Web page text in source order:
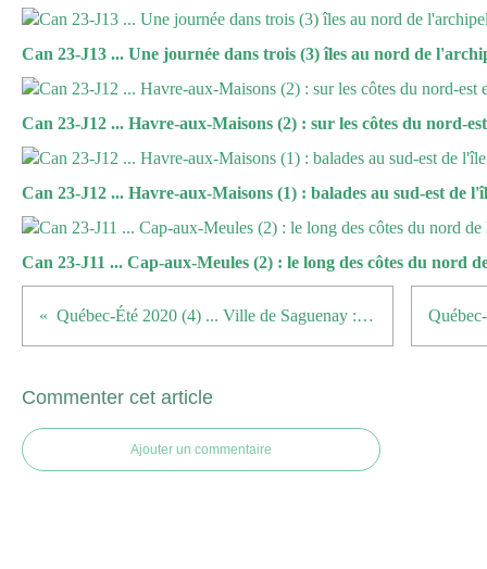
Can 23-J13 ... Une journée dans trois (3) îles au nord de
Can 23-J12 ... Havre-aux-Maisons (2) : sur les côtes du nord-
Can 23-J12 ... Havre-aux-Maisons (1) : balades au sud-est de
Can 23-J11 ... Cap-aux-Meules (2) : le long des côtes du nord
Québec-Été 2020 (4) ... Ville de Saguenay : Jonquière, une ville et deux industries majeures, le papier et l'aluminium
Commenter cet article
Ajouter un commentaire